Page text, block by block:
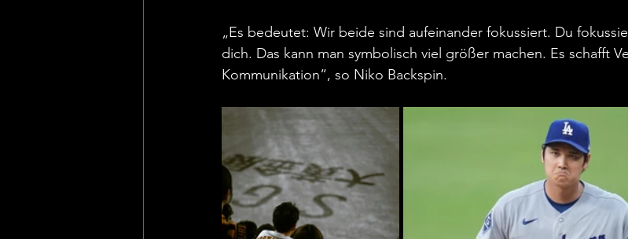
„Es bedeutet: Wir beide sind aufeinander fokussiert. Du
dich. Das kann man symbolisch viel größer machen. Es schafft
Kommunikation“, so Niko Backspin.